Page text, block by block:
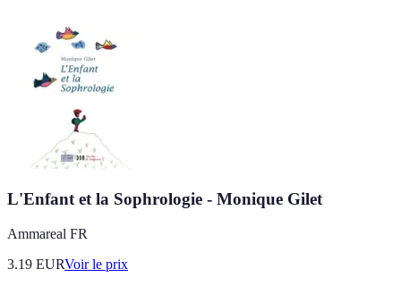
L'Enfant et la Sophrologie - Monique Gilet
Ammareal FR
3.19 EURVoir le prix